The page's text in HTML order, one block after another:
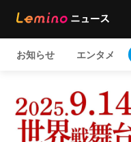
お知らせ エンタメ